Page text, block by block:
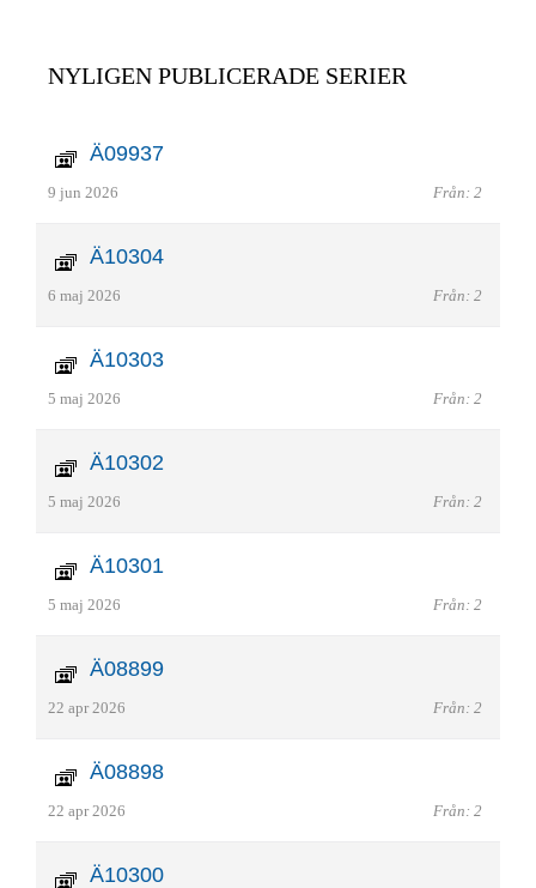
NYLIGEN PUBLICERADE SERIER
Ä09937
9 jun 2026 Från: 2
Ä10304
6 maj 2026 Från: 2
Ä10303
5 maj 2026 Från: 2
Ä10302
5 maj 2026 Från: 2
Ä10301
5 maj 2026 Från: 2
Ä08899
22 apr 2026 Från: 2
Ä08898
22 apr 2026 Från: 2
Ä10300